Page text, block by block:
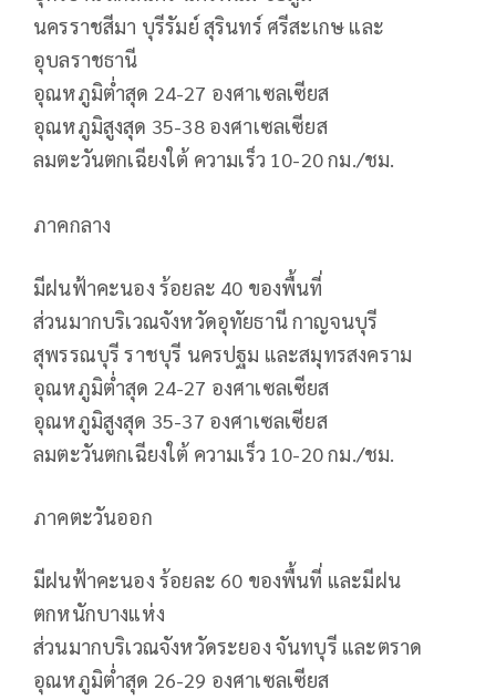
นครราชสีมา บุรีรัมย์ สุรินทร์ ศรีสะเกษ และ
อุบลราชธานี
อุณหภูมิต่ำสุด 24-27 องศาเซลเซียส
อุณหภูมิสูงสุด 35-38 องศาเซลเซียส
ลมตะวันตกเฉียงใต้ ความเร็ว 10-20 กม./ชม.
ภาคกลาง
มีฝนฟ้าคะนอง ร้อยละ 40 ของพื้นที่
ส่วนมากบริเวณจังหวัดอุทัยธานี กาญจนบุรี
สุพรรณบุรี ราชบุรี นครปฐม และสมุทรสงคราม
อุณหภูมิต่ำสุด 24-27 องศาเซลเซียส
อุณหภูมิสูงสุด 35-37 องศาเซลเซียส
ลมตะวันตกเฉียงใต้ ความเร็ว 10-20 กม./ชม.
ภาคตะวันออก
มีฝนฟ้าคะนอง ร้อยละ 60 ของพื้นที่ และมีฝน
ตกหนักบางแห่ง
ส่วนมากบริเวณจังหวัดระยอง จันทบุรี และตราด
อุณหภูมิต่ำสุด 26-29 องศาเซลเซียส